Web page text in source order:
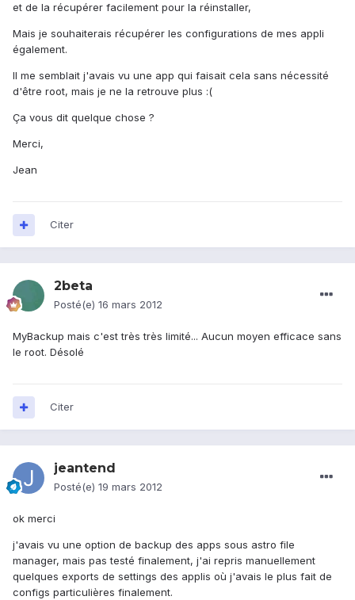
et de la récupérer facilement pour la réinstaller,
Mais je souhaiterais récupérer les configurations de mes appli
également.
Il me semblait j'avais vu une app qui faisait cela sans nécessité
d'être root, mais je ne la retrouve plus :(
Ça vous dit quelque chose ?
Merci,
Jean
Citer
2beta
Posté(e) 16 mars 2012
MyBackup mais c'est très très limité... Aucun moyen efficace sans
le root. Désolé
Citer
jeantend
Posté(e) 19 mars 2012
ok merci
j'avais vu une option de backup des apps sous astro file
manager, mais pas testé finalement, j'ai repris manuellement
quelques exports de settings des applis où j'avais le plus fait de
configs particulières finalement.